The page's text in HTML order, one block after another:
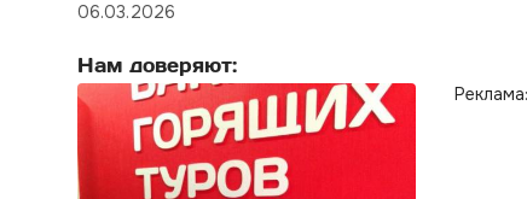
06.03.2026
Нам доверяют:
Реклама: